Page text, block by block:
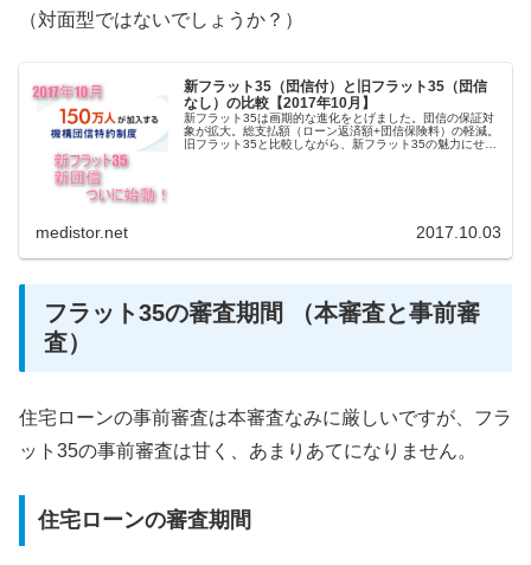
（対面型ではないでしょうか？）
新フラット35（団信付）と旧フラット35（団信
なし）の比較【2017年10月】
新フラット35は画期的な進化をとげました。団信の保証対
象が拡大。総支払額（ローン返済額+団信保険料）の軽減。
旧フラット35と比較しながら、新フラット35の魅力にせま
medistor.net 2017.10.03
フラット35の審査期間 （本審査と事前審
査）
住宅ローンの事前審査は本審査なみに厳しいですが、フラ
ット35の事前審査は甘く、あまりあてになりません。
住宅ローンの審査期間